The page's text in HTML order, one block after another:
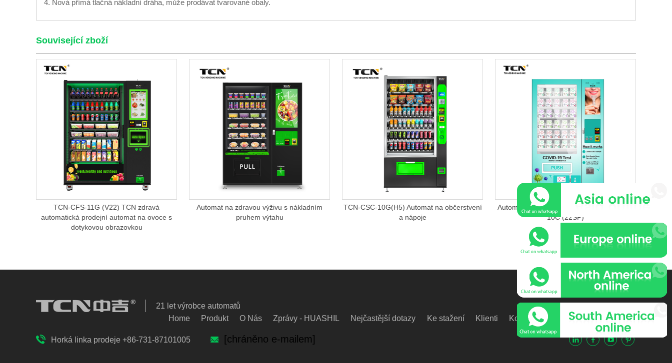
4. Nová přímá tlačná nákladní dráha, může prodávat tvarované obaly.
Související zboží
TCN-CFS-11G (V22) TCN zdravá
automatická prodejní automat na ovoce s
dotykovou obrazovkou
Automat na zdravou výživu s nákladním
pruhem výtahu
TCN-CSC-10G(H5) Automat na občerstvení
a nápoje
Automat na testovací soupravu TCN-S800-
10C (22SP)
21 let výrobce automatů
Home
Produkt O Nás Zprávy - HUASHIL Nejčastější dotazy Ke stažení Klienti Kontaktujte nás- HUASHIL Video
Horká linka prodeje +86-731-87101005 [chráněno e-mailem]